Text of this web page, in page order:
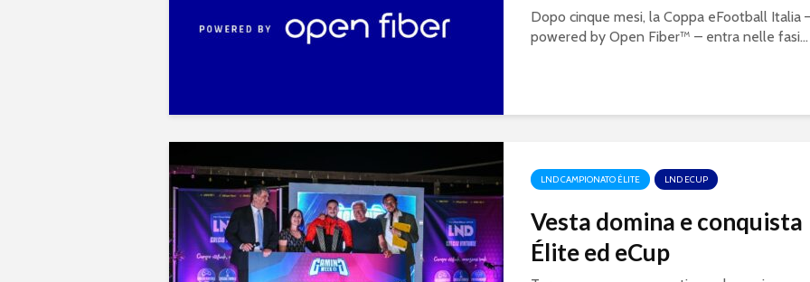
Dopo cinque mesi, la Coppa eFootball Italia
powered by Open Fiber™ – entra nelle fasi...
LND CAMPIONATO ÉLITE LND ECUP
Vesta domina e conquista
Élite ed eCup